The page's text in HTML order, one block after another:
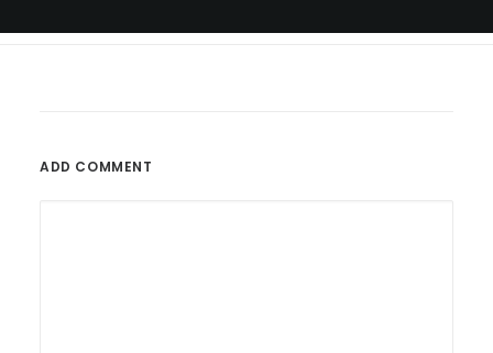
ADD COMMENT